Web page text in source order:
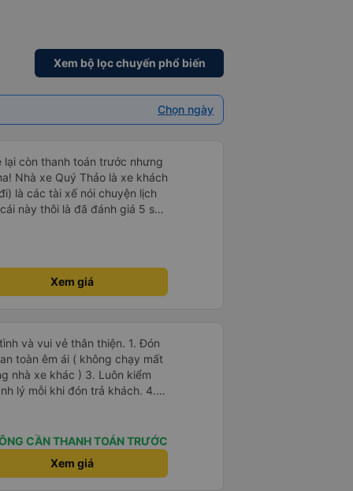
Xem bộ lọc chuyến phổ biến
Chọn ngày
còn thanh toán trước nhưng
Nhà xe Quý Thảo là xe khách
là các tài xế nói chuyện lịch
này thôi là đã đánh giá 5 sao
Xem giá
vui vẻ thân thiện. 1. Đón
nhà xe khác ) 3. Luôn kiểm
lý mỗi khi đón trả khách. 4.
Trên cả tuyệt
CẦN THANH TOÁN TRƯỚC
Xem giá